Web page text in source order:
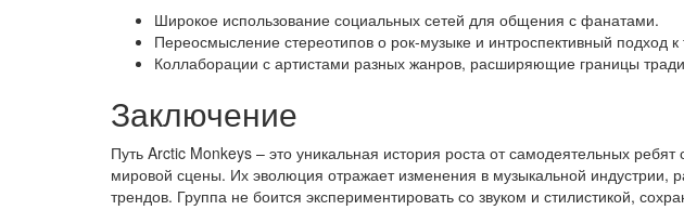
Широкое использование социальных сетей для общения с фанатами.
Переосмысление стереотипов о рок-музыке и интроспективный подход к
Коллаборации с артистами разных жанров, расширяющие границы
Заключение
Путь Arctic Monkeys – это уникальная история роста от самодеятельных ребят
мировой сцены. Их эволюция отражает изменения в музыкальной индустрии,
трендов. Группа не боится экспериментировать со звуком и стилистикой,